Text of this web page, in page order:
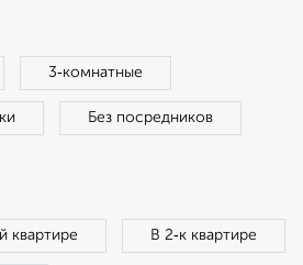
3‑комнатные
Без посредников
квартире В 2‑к квартире